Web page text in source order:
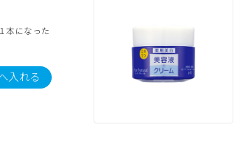
本になった
入れる